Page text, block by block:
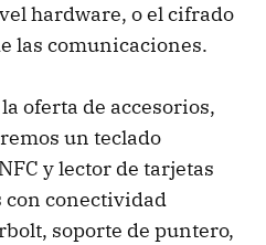
hardware, o el cifrado
las comunicaciones.
oferta de accesorios,
un teclado
y lector de tarjetas
con conectividad
soporte de puntero,